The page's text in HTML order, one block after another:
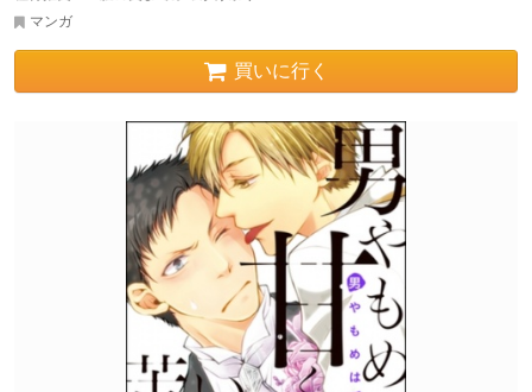
マンガ
買いに行く